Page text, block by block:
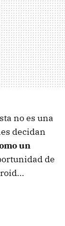
no es una
decidan
un
de